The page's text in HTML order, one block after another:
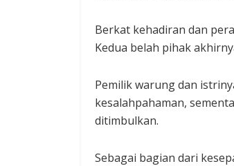
Berkat kehadiran dan
Kedua belah pihak
Pemilik warung dan
kesalahpahaman,
ditimbulkan.
Sebagai bagian dari